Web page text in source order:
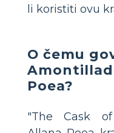
li koristiti ovu
O čemu
Poea?
"The Cask of